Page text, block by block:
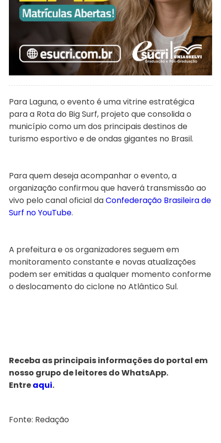
Para Laguna, o evento é uma vitrine estratégica
para a Rota do Big Surf, projeto que consolida o
município como um dos principais destinos de
turismo esportivo e de ondas gigantes no Brasil.
Para quem deseja acompanhar o evento, a
organização confirmou que haverá transmissão ao
vivo pelo canal oficial daConfederação Brasileira de
Surf no YouTube.
A prefeitura e os organizadores seguem em
monitoramento constante e novas atualizações
podem ser emitidas a qualquer momento conforme
o deslocamento do ciclone no Atlântico Sul.
Receba as principais informações do portal em
nosso grupo de leitores do WhatsApp.
Entreaqui.
Fonte: Redação